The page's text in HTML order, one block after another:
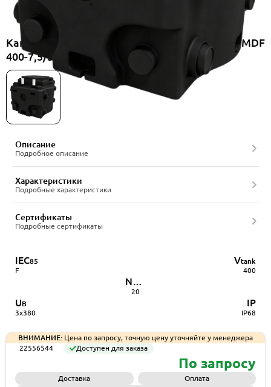
Канализационная насосная станция Onimiq MDF
400-7,5/380-2BCC-50/4A, артикул 22556544
Описание
Подробное описание
Характеристики
Подробные характеристики
Сертификаты
Подробные сертификаты
IEC85
F
Vtank
400
UВ
3х380
IP
IP68
Nmax
20
ВНИМАНИЕ: Цена по запросу, точную цену уточняйте у менеджера
22556544
Доступен для заказа
По запросу
Доставка Оплата